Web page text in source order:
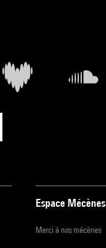
Espace Mécènes
Merci à nos mécènes